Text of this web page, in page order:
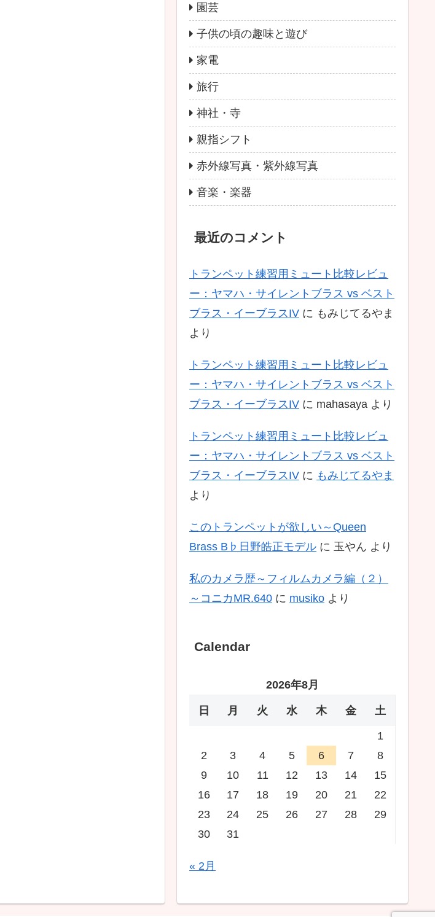
園芸
子供の頃の趣味と遊び
家電
旅行
神社・寺
親指シフト
赤外線写真・紫外線写真
音楽・楽器
最近のコメント
トランペット練習用ミュート比較レビュ
ー：ヤマハ・サイレントブラス vs ベスト
ブラス・イーブラスIV に もみじてるやま
より
トランペット練習用ミュート比較レビュ
ー：ヤマハ・サイレントブラス vs ベスト
ブラス・イーブラスIV に mahasaya より
トランペット練習用ミュート比較レビュ
ー：ヤマハ・サイレントブラス vs ベスト
ブラス・イーブラスIV に もみじてるやま
より
このトランペットが欲しい～Queen
Brass B♭日野皓正モデル に 玉やん より
私のカメラ歴～フィルムカメラ編（２）
～コニカMR.640 に musiko より
Calendar
2026年8月
日 月 火 水 木 金 土
1
2
3 4 5 6 7
8
9
10 11 12 13 14
15
16
17 18 19 20 21
22
23
24 25 26 27 28
29
30
31
« 2月